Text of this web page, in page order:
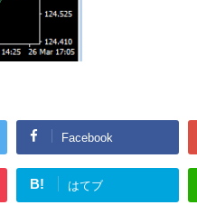
Facebook
B! はてブ